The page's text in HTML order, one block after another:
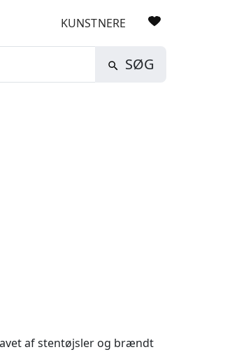
KUNSTNERE
SØG
af stentøjsler og brændt